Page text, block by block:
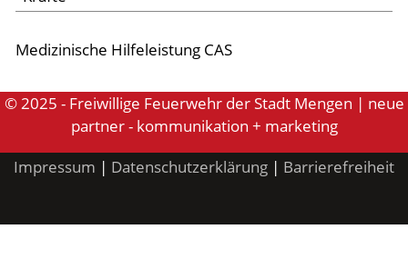
Medizinische Hilfeleistung CAS
© 2025 - Freiwillige Feuerwehr der Stadt Mengen | neue
partner - kommunikation + marketing
Impressum | Datenschutzerklärung | Barrierefreiheit